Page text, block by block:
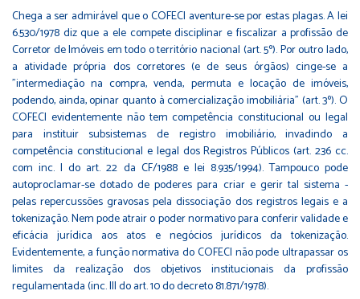
Chega a ser admirável que o COFECI aventure-se por estas plagas. A lei
6.530/1978 diz que a ele compete disciplinar e fiscalizar a profissão de
Corretor de Imóveis em todo o território nacional (art. 5º). Por outro lado,
a atividade própria dos corretores (e de seus órgãos) cinge-se a
"intermediação na compra, venda, permuta e locação de imóveis,
podendo, ainda, opinar quanto à comercialização imobiliária" (art. 3º). O
COFECI evidentemente não tem competência constitucional ou legal
para instituir subsistemas de registro imobiliário, invadindo a
competência constitucional e legal dos Registros Públicos (art. 236 cc.
com inc. I do art. 22 da CF/1988 e lei 8.935/1994). Tampouco pode
autoproclamar-se dotado de poderes para criar e gerir tal sistema -
pelas repercussões gravosas pela dissociação dos registros legais e a
tokenização. Nem pode atrair o poder normativo para conferir validade e
eficácia jurídica aos atos e negócios jurídicos da tokenização.
Evidentemente, a função normativa do COFECI não pode ultrapassar os
limites da realização dos objetivos institucionais da profissão
regulamentada (inc. III do art. 10 do decreto 81.871/1978).